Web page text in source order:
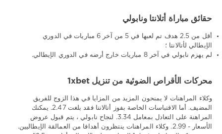
حقائق مباراة أتلانتا ونابولي
أقل من 2.5 هدف تم لعبها في 5 من آخر 6 مباريات في الدوري
الإيطالي لأتالانتا ؛
لم يهزم نابولي في آخر 8 مباريات خارج أرضه في الدوري الإيطالي.
محركات الأقراص الضوئية من تنزيل 1xbet
وكلاء المراهنات لا يمنحون المزيد من المزايا في هذا الزوج للفريق
المضيف. أما الاقتباسات الخاصة بفوز أتالانتا فقد بلغت 2.47. يمكنك
المراهنة على التعادل بمعامل 3.34. لنجاح نابولي ، يتم قبول عروض
الأسعار - 2.99. وكلاء المراهنات ينتظرون أهدافا من العمالقة الإيطاليين.